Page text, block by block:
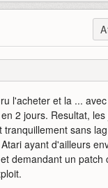
l'acheter et la ...
2 jours. Resultat,
sans
ayant d'ailleurs
demandant un patch